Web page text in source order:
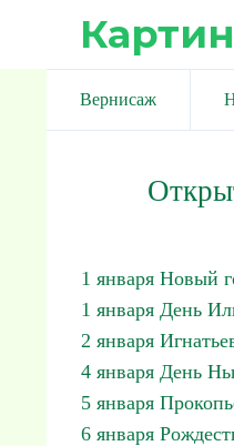
Вернисаж
1 января Новый
1 января День
2 января
4 января День
5 января
6 января